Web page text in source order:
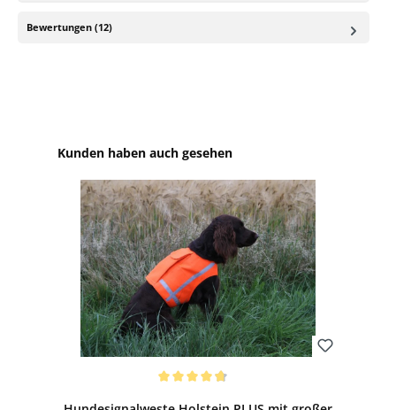
Bewertungen (12)
Produktgalerie überspringen
Kunden haben auch gesehen